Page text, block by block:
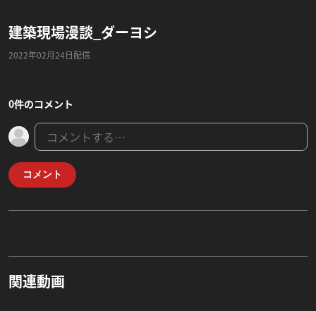
建築現場漫談_ダーヨシ
2022年02月24日配信
0件のコメント
コメント
関連動画